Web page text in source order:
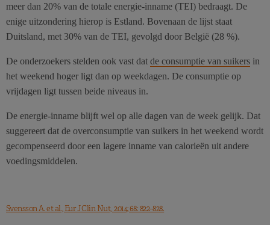
meer dan 20% van de totale energie-inname (TEI) bedraagt. De
enige uitzondering hierop is Estland. Bovenaan de lijst staat
Duitsland, met 30% van de TEI, gevolgd door België (28 %).
De onderzoekers stelden ook vast dat de consumptie van suikers in
het weekend hoger ligt dan op weekdagen. De consumptie op
vrijdagen ligt tussen beide niveaus in.
De energie-inname blijft wel op alle dagen van de week gelijk. Dat
suggereert dat de overconsumptie van suikers in het weekend wordt
gecompenseerd door een lagere inname van calorieën uit andere
voedingsmiddelen.
Svensson A. et al., Eur J Clin Nut, 2014; 68: 822–828.